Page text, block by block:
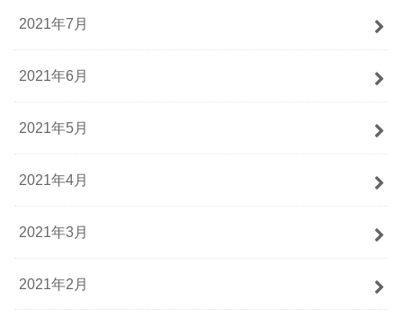
2021年7月
2021年6月
2021年5月
2021年4月
2021年3月
2021年2月